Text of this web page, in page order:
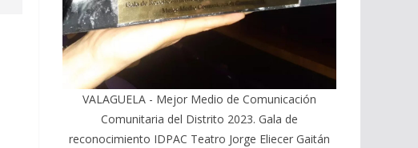
VALAGUELA - Mejor Medio de Comunicación
Comunitaria del Distrito 2023. Gala de
reconocimiento IDPAC Teatro Jorge Eliecer Gaitán